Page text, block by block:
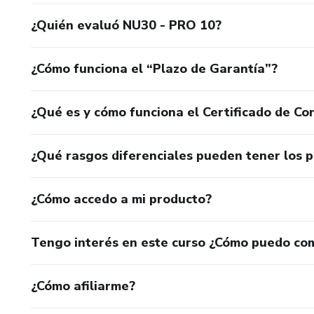
María José Garzón mejor conocida Calle y Poché, las
Silvestre Dangond el cantante colombiano. Fanny Lu, la
colomabiano, estrella Michelin y fundador del
corredora Valeria Marí y Jürgen Klaric el mejor vendedor
He podido asesorar y entrenar a las candidatas de
de televisión y actriz Giselle Blondet; la modelo y actriz
¿Quién evaluó NU30 - PRO 10?
¿Cómo funciona el “Plazo de Garantía”?
¿Qué es y cómo funciona el Certificado de
¿Qué rasgos diferenciales pueden tener los
¿Cómo accedo a mi producto?
Tengo interés en este curso ¿Cómo puedo
¿Cómo afiliarme?